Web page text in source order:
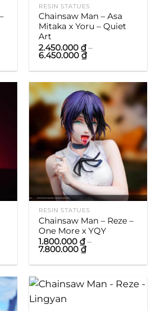
RESIN STATUES
Chainsaw Man – Asa
Mitaka x Yoru – Quiet
Art
2.450.000₫ –
6.450.000₫Khoảng
giá:
từ
đến
6.450.000 ₫
RESIN STATUES
Chainsaw Man – Reze –
One More x YQY
1.800.000₫ –
7.800.000₫Khoảng
giá:
từ
đến
7.800.000 ₫